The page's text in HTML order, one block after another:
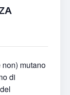
mutano
di